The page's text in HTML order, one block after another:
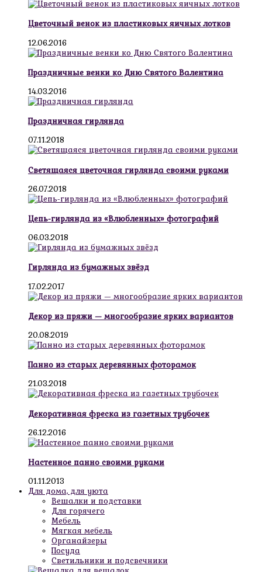
Цветочный венок из пластиковых яичных лотков
12.06.2016
Праздничные венки ко Дню Святого Валентина
14.03.2016
Праздничная гирлянда
07.11.2018
Светящаяся цветочная гирлянда своими руками
26.07.2018
Цепь-гирлянда из «Влюбленных» фотографий
06.03.2018
Гирлянда из бумажных звёзд
17.02.2017
Декор из пряжи — многообразие ярких вариантов
20.08.2019
Панно из старых деревянных фоторамок
21.03.2018
Декоративная фреска из газетных трубочек
26.12.2016
Настенное панно своими руками
01.11.2013
Для дома, для уюта
Вешалки и подставки
Для горячего
Мебель
Мягкая мебель
Органайзеры
Посуда
Светильники и подсвечники